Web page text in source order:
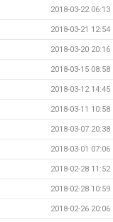
2018-03-22 06:13
2018-03-21 12:54
2018-03-20 20:16
2018-03-15 08:58
2018-03-12 14:45
2018-03-11 10:58
2018-03-07 20:38
2018-03-01 07:06
2018-02-28 11:52
2018-02-28 10:59
2018-02-26 20:06